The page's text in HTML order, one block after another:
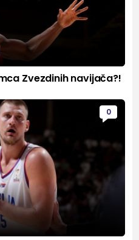
Zvezdinih navijača?!
0